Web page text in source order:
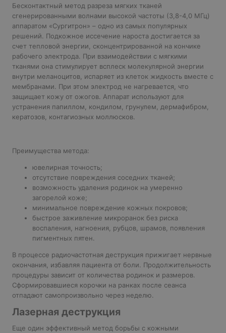
Бесконтактный метод разреза мягких тканей
сгенерированными волнами высокой частоты (3,8-4,0 МГц)
аппаратом «Сургитрон» – одно из самых популярных
решений. Подкожное иссечение нароста достигается за
счет тепловой энергии, сконцентрированной на кончике
рабочего электрода. При взаимодействии с мягкими
тканями она стимулирует всплеск молекулярной энергии
внутри меланоцитов, испаряет из клеток жидкость вместе с
мембранами. При этом электрод не нагревается, что
защищает кожу от ожогов. Аппарат используют для
устранения папиллом, кондилом, грунулем, дермафибром,
кератозов, контагиозных моллюсков.
Преимущества метода:
ювелирная точность;
отсутствие повреждения соседних тканей;
возможность удаления родинок на умеренно
загорелой коже;
минимальное повреждение кожных покровов;
быстрое заживление микроранок без риска
воспаления, нагноения, рубцов, шрамов, появления
пигментных пятен.
В процессе радиочастотная деструкция прижигает нервные
окончания, избавляя пациента от боли. Продолжительность
процедуры зависит от количества родинок и размеров.
Сформировавшиеся корочки на ранках после сеанса
отпадают самопроизвольно через неделю.
Лазерная деструкция
Еще один эффективный метод борьбы с кожными